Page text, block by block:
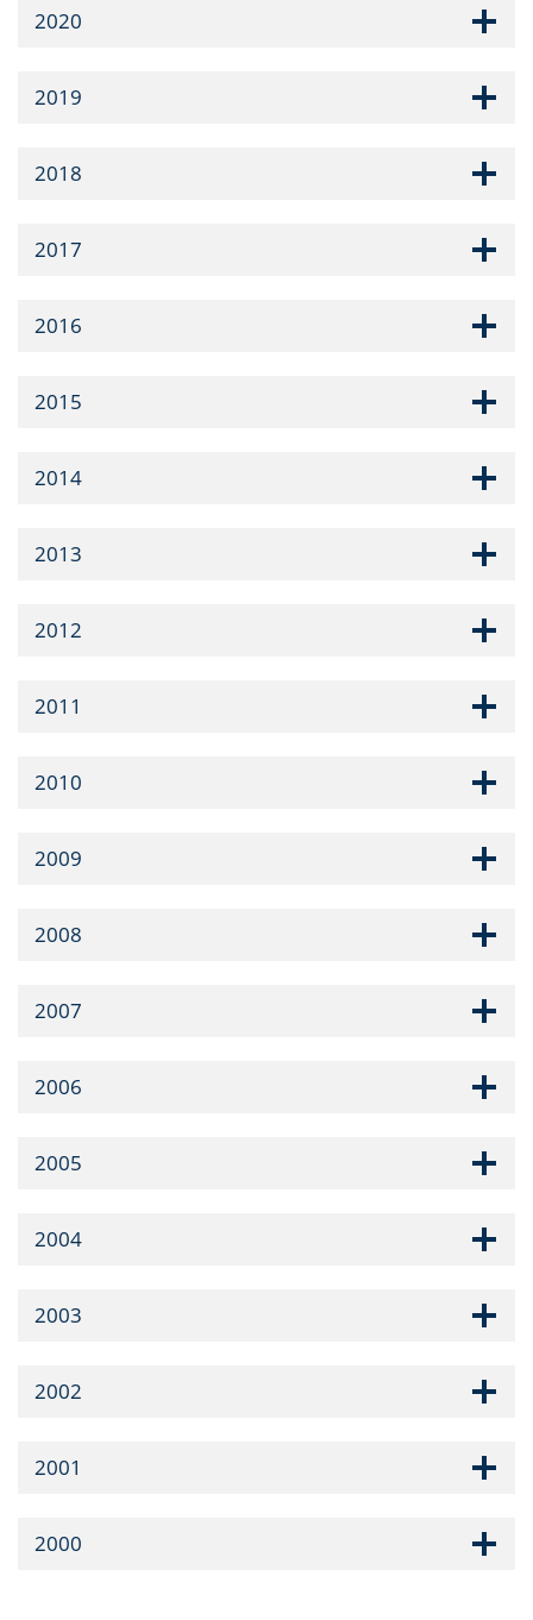
2020
2019
2018
2017
2016
2015
2014
2013
2012
2011
2010
2009
2008
2007
2006
2005
2004
2003
2002
2001
2000